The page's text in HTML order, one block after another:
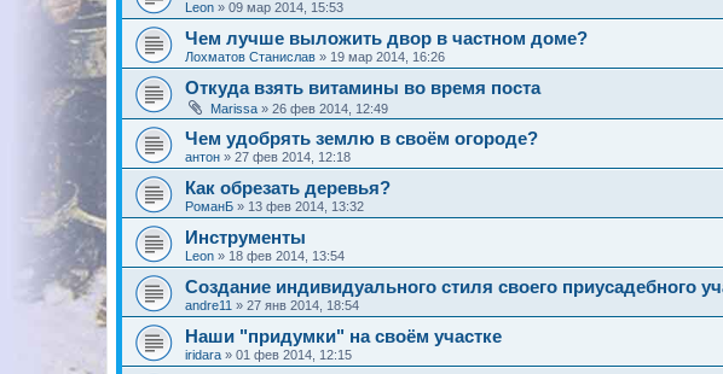
Leon » 09 мар 2014, 15:53
Чем лучше выложить двор в частном доме?
Лохматов Станислав » 19 мар 2014, 16:26
Откуда взять витамины во время поста
Marissa » 26 фев 2014, 12:49
Чем удобрять землю в своём огороде?
антон » 27 фев 2014, 12:18
Как обрезать деревья?
РоманБ » 13 фев 2014, 13:32
Инструменты
Leon » 18 фев 2014, 13:54
Создание индивидуального стиля своего приусадебного
andre11 » 27 янв 2014, 18:54
Наши "придумки" на своём участке
iridara » 01 фев 2014, 12:15